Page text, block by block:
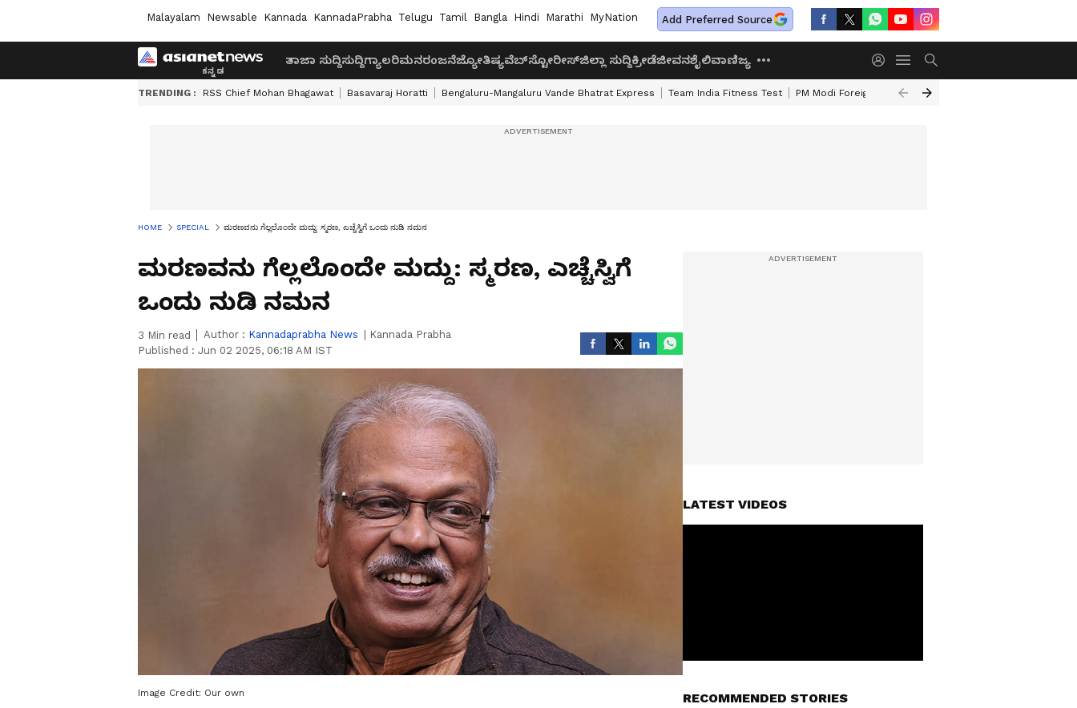
Malayalam Newsable Kannada KannadaPrabha Telugu Tamil Bangla Hindi Marathi MyNation Add Preferred Source
ತಾಜಾ ಸುದ್ದಿಸುದ್ದಿಗ್ಯಾಲರಿಮನರಂಜನೆಜ್ಯೋತಿಷ್ಯವೆಬ್‌ಸ್ಟೋರೀಸ್ಜಿಲ್ಲಾ ಸುದ್ದಿಕ್ರೀಡೆಜೀವನಶೈಲಿವಾಣಿಜ್ಯ
TRENDING : RSS Chief Mohan Bhagawat Basavaraj Horatti Bengaluru-Mangaluru Vande Bhatrat Express Team India Fitness Test PM Modi Foreign Travel Expenditure
HOME SPECIAL ಮರಣವನು ಗೆಲ್ಲಲೊಂದೇ ಮದ್ದು: ಸ್ಮರಣ, ಎಚ್ಚೆಸ್ವಿಗೆ ಒಂದು ನುಡಿ ನಮನ
ಮರಣವನು ಗೆಲ್ಲಲೊಂದೇ ಮದ್ದು: ಸ್ಮರಣ, ಎಚ್ಚೆಸ್ವಿಗೆ
ಒಂದು ನುಡಿ ನಮನ
3 Min read Author : Kannadaprabha News
Kannada Prabha
Published : Jun 02 2025, 06:18 AM IST
Image Credit: Our own
LATEST VIDEOS
RECOMMENDED STORIES